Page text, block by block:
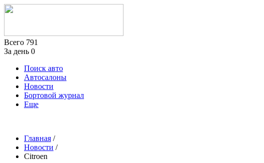
Всего 791
За день 0
Поиск авто
Автосалоны
Новости
Бортовой журнал
Еще
Главная /
Новости /
Citroen